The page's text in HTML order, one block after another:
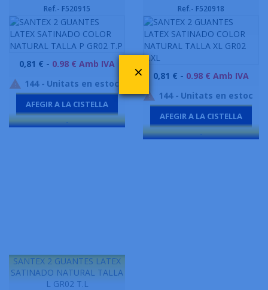
Ref.- F520915
Preu
0,81 € - 0.98 € Amb IVA
 144- Unitats en estoc
AFEGIR A LA CISTELLA
-
Ref.- F520918
Preu
0,81 € - 0.98 € Amb IVA
 144- Unitats en estoc
AFEGIR A LA CISTELLA
-
SANTEX 2 GUANTES LATEX
SATINADO NATURAL TALLA
L GR02 T.L
×